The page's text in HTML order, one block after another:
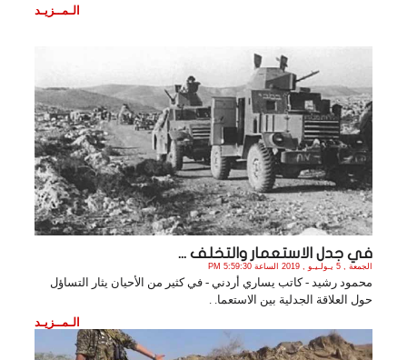
الـمــزيـد
في جدل الاستعمار والتخلف ...
الجمعة , 5 يـولـيـو , 2019 الساعة 5:59:30 PM
محمود رشيد - كاتب يساري أردني - في كثير من الأحيان يثار التساؤل
حول العلاقة الجدلية بين الاستعما. .
الـمــزيـد